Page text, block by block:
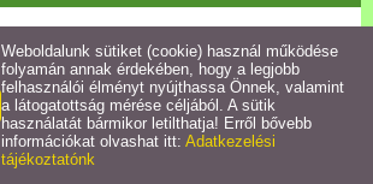
ülés jegyzőkönyve
Részletek
Weboldalunk sütiket (cookie) használ működése
folyamán annak érdekében, hogy a legjobb
felhasználói élményt nyújthassa Önnek, valamint
a látogatottság mérése céljából. A sütik
használatát bármikor letilthatja! Erről bővebb
információkat olvashat itt: Adatkezelési
tájékoztatónk